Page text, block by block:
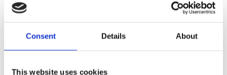
Consent Details About
This website uses cookies
chrome; billet aluminum
Dela med dig